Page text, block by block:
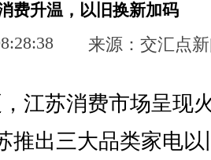
费升温，以旧换新加码
来源：交汇点
苏消费市场呈现
推出三大品类家电以